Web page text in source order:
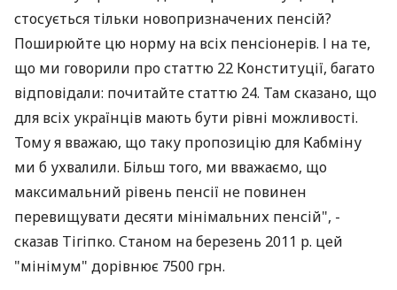
стосується тільки новопризначених пенсій?
Поширюйте цю норму на всіх пенсіонерів. І на те,
що ми говорили про статтю 22 Конституції, багато
відповідали: почитайте статтю 24. Там сказано, що
для всіх українців мають бути рівні можливості.
Тому я вважаю, що таку пропозицію для Кабміну
ми б ухвалили. Більш того, ми вважаємо, що
максимальний рівень пенсії не повинен
перевищувати десяти мінімальних пенсій", -
сказав Тігіпко. Станом на березень 2011 р. цей
"мінімум" дорівнює 7500 грн.